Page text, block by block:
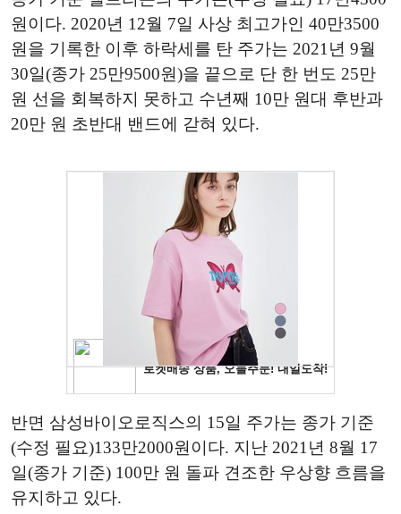
원이다. 2020년 12월 7일 사상 최고가인 40만3500
원을 기록한 이후 하락세를 탄 주가는 2021년 9월
30일(종가 25만9500원)을 끝으로 단 한 번도 25만
원 선을 회복하지 못하고 수년째 10만 원대 후반과
20만 원 초반대 밴드에 갇혀 있다.
반면 삼성바이오로직스의 15일 주가는 종가 기준
(수정 필요)133만2000원이다. 지난 2021년 8월 17
일(종가 기준) 100만 원 돌파 견조한 우상향 흐름을
유지하고 있다.